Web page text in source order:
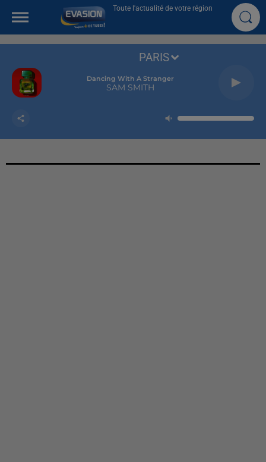
Toute l'actualité de votre région
Dancing With A Stranger
SAM SMITH
PARIS